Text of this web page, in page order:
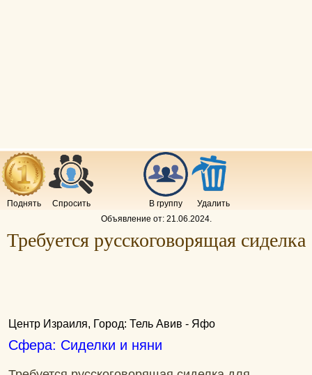
Поднять Спросить В группу
Удалить
Объявление от: 21.06.2024.
Требуется русскоговорящая сиделка
Центр Израиля, Город: Тель Авив - Яфо
Сфера: Сиделки и няни